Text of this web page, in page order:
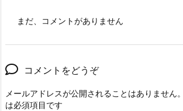
まだ、コメントがありません
コメントをどうぞ
メールアドレスが公開されることはありません。
は必須項目です